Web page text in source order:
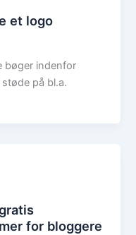
et logo
bøger indenfor
på bl.a.
for bloggere